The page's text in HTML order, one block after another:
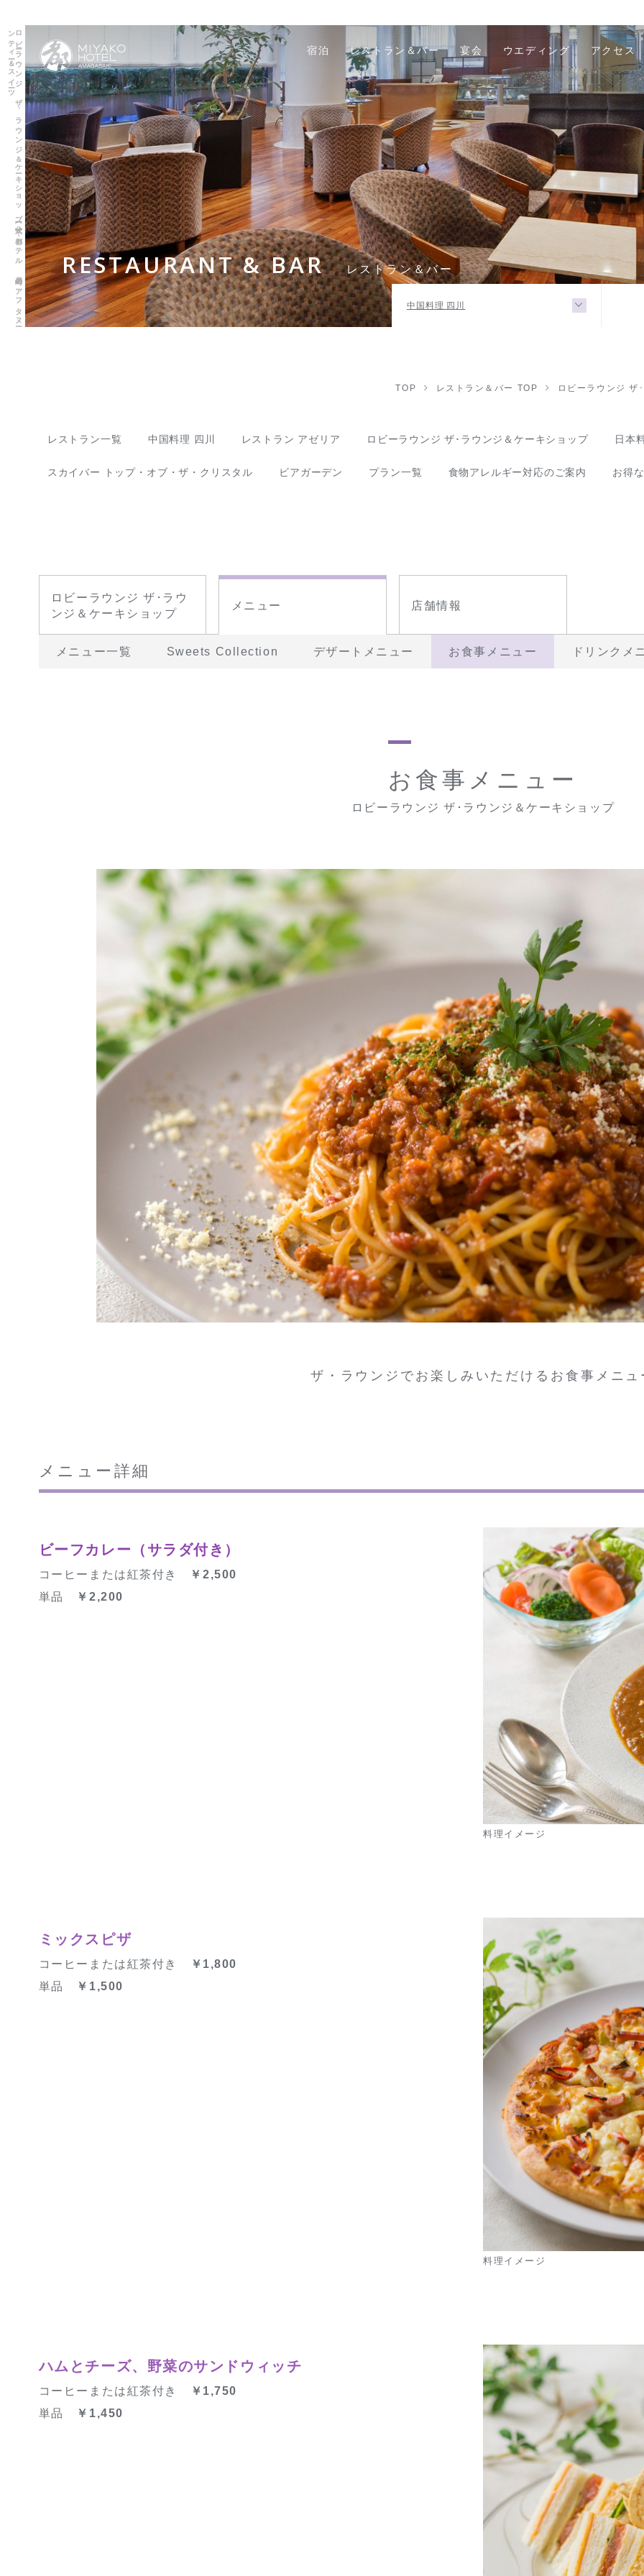
ロ
ビ
ーラ
ウ
ン
ジ
ザ
･
ラ
ウ
ン
ジ
＆
ケ
ーキ
シ
ョ
ッ
プ
【公式】｜
都ホ
テ
ル
尼崎の
ア
フ
タ
ヌ
ー
ン
テ
ィ
ー＆
ス
イ
ーツ 宿泊 レストラン＆バー 宴会 ウエディング アクセス
RESTAURANT & BAR レストラン＆バー
中国料理 四川
TOP レストラン＆バー TOP ロビーラウンジ ザ
レストラン一覧 中国料理 四川 レストラン アゼリア ロビーラウンジ ザ･ラウンジ＆ケーキショップ 日本
スカイバー トップ・オブ・ザ・クリスタル ビアガーデン プラン一覧 食物アレルギー対応のご案内 お得
ロビーラウンジ ザ･ラウ
ンジ＆ケーキショップ
メニュー 店舗情報
メニュー一覧 Sweets Collection デザートメニュー お食事メニュー ドリンクメ
お食事メニュー
ロビーラウンジ ザ･ラウンジ＆ケーキショップ
ザ・ラウンジでお楽しみいただけるお食事メニュ
メニュー詳細
料理イメージ
ビーフカレー（サラダ付き）
コーヒーまたは紅茶付き
￥2,500
単品
￥2,200
料理イメージ
ミックスピザ
コーヒーまたは紅茶付き
￥1,800
単品
￥1,500
ハムとチーズ、野菜のサンドウィッチ
コーヒーまたは紅茶付き
￥1,750
単品
￥1,450